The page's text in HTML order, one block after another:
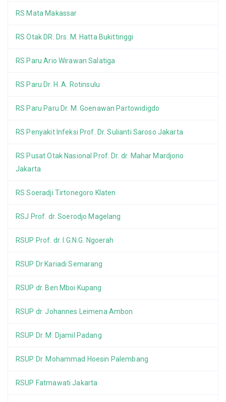
RS Mata Makassar
RS Otak DR. Drs. M. Hatta Bukittinggi
RS Paru Ario Wirawan Salatiga
RS Paru Dr. H. A. Rotinsulu
RS Paru Paru Dr. M. Goenawan Partowidigdo
RS Penyakit Infeksi Prof. Dr. Sulianti Saroso Jakarta
RS Pusat Otak Nasional Prof. Dr. dr. Mahar Mardjono
Jakarta
RS Soeradji Tirtonegoro Klaten
RSJ Prof. dr. Soerodjo Magelang
RSUP Prof. dr. I.G.N.G. Ngoerah
RSUP Dr Kariadi Semarang
RSUP dr. Ben Mboi Kupang
RSUP dr. Johannes Leimena Ambon
RSUP Dr. M. Djamil Padang
RSUP Dr. Mohammad Hoesin Palembang
RSUP Fatmawati Jakarta